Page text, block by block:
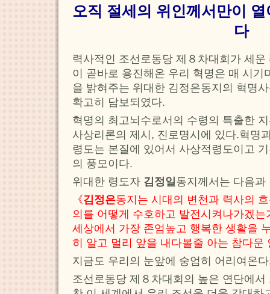
오직 절세의 위인께서만이
다
력사적인 조선로동당 제８차대회가 세
이 곧바로 용진해온 우리 혁명은 매 시기
을 밝혀주는 위대한 김정은동지의 혁명
확고히 담보되였다.
혁명의 최고뇌수로서의 수령의 특출한
사상리론의 제시, 진로명시에 있다.혁명
령도는 본질에 있어서 사상적령도이고
의 풍모이다.
위대한 령도자 김정일 동지께서는 다음
《김정은동지는 시대의 변천과 력사의
의를 어떻게 수호하고 발전시켜나가겠
세상에서 가장 존엄높고 행복한 생활을
히 알고 멀리 앞을 내다볼줄 아는 참다운
지금도 우리의 눈앞에 숭엄히 어리여온
조선로동당 제８차대회의 높은 연단에